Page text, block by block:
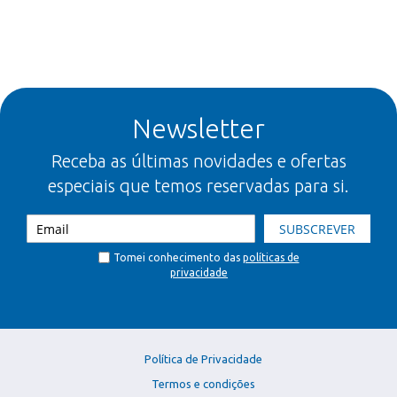
Newsletter
Receba as últimas novidades e ofertas
especiais que temos reservadas para si.
SUBSCREVER
Tomei conhecimento das políticas de
privacidade
Política de Privacidade
Termos e condições